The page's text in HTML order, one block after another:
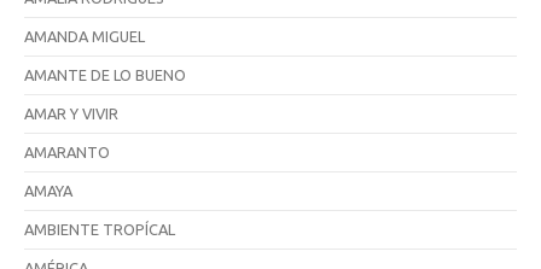
AMANDA MIGUEL
AMANTE DE LO BUENO
AMAR Y VIVIR
AMARANTO
AMAYA
AMBIENTE TROPÍCAL